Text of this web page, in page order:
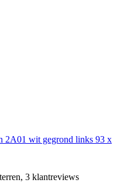
2A01 wit gegrond links 93 x
3 klantreviews